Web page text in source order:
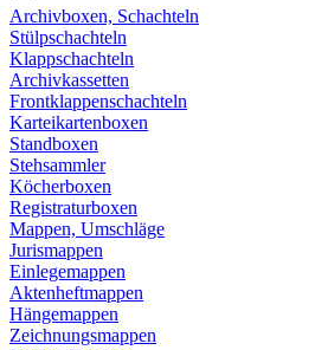
Archivboxen, Schachteln
Stülpschachteln
Klappschachteln
Archivkassetten
Frontklappenschachteln
Karteikartenboxen
Standboxen
Stehsammler
Köcherboxen
Registraturboxen
Mappen, Umschläge
Jurismappen
Einlegemappen
Aktenheftmappen
Hängemappen
Zeichnungsmappen